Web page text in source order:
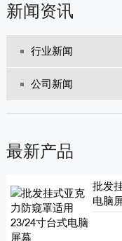
新闻资讯
行业新闻
公司新闻
最新产品
批发
电脑